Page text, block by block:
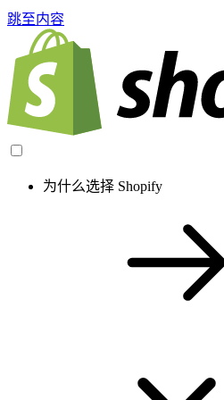
跳至内容
为什么选择 Shopify